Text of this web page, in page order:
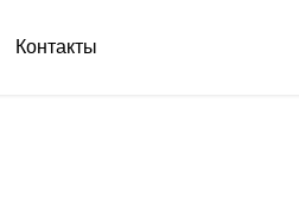
Контакты